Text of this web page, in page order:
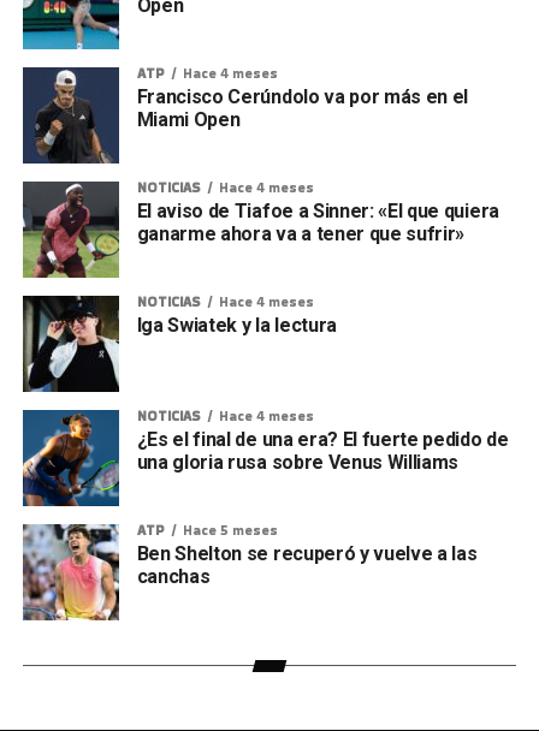
Open
ATP Hace 4 meses
Francisco Cerúndolo va por más en el
Miami Open
NOTICIAS Hace 4 meses
El aviso de Tiafoe a Sinner: «El que quiera
ganarme ahora va a tener que sufrir»
NOTICIAS Hace 4 meses
Iga Swiatek y la lectura
NOTICIAS Hace 4 meses
¿Es el final de una era? El fuerte pedido de
una gloria rusa sobre Venus Williams
ATP Hace 5 meses
Ben Shelton se recuperó y vuelve a las
canchas